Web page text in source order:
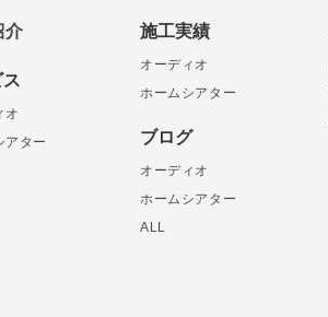
介
オ
アター
施工実績
オーディオ
ホームシアター
ブログ
オーディオ
ホームシアター
ALL